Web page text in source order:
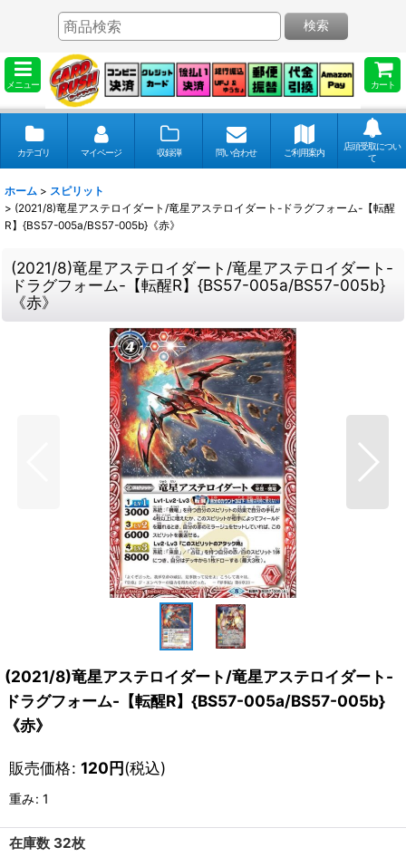
メニュー カート
検索
カテゴリ マイページ 収録弾 問い合わせ ご利用案内
店頭受取につい
て
ホーム > スピリット
> (2021/8)竜星アステロイダート/竜星アステロイダート-ドラグフォーム-【転醒
R】{BS57-005a/BS57-005b}《赤》
(2021/8)竜星アステロイダート/竜星アステロイダート-
ドラグフォーム-【転醒R】{BS57-005a/BS57-005b}
《赤》
(2021/8)竜星アステロイダート/竜星アステロイダート-
ドラグフォーム-【転醒R】{BS57-005a/BS57-005b}
《赤》
販売価格: 120円(税込)
重み: 1
在庫数 32枚